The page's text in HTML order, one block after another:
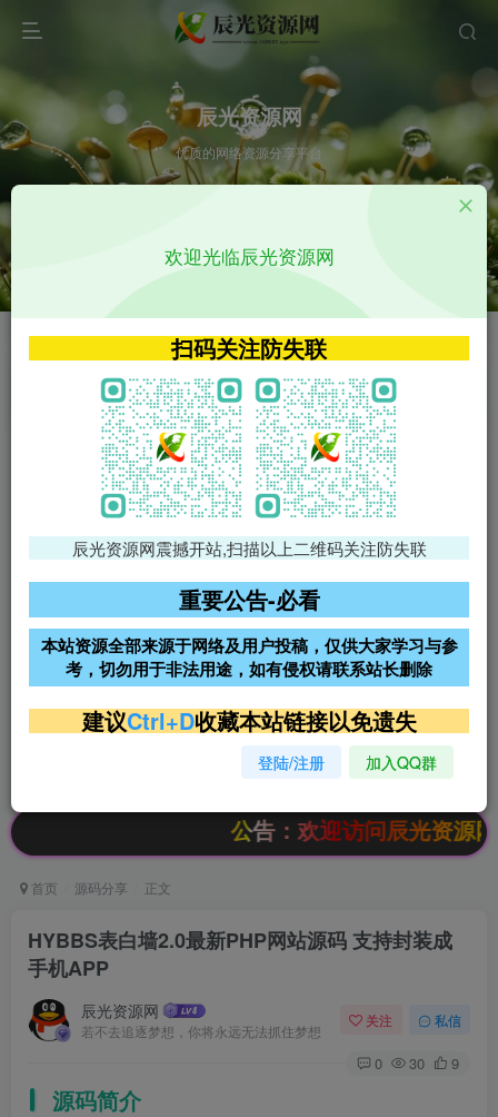
辰光资源网
优质的网络资源分享平台
VIP特权介绍 APP源码
VIP特权介绍
火
VIP特权介绍
影视源码
影视源码
免费领支付宝红包
腾讯轻量4核4G3M服务器38元/
阿里云2核2G200M服务器68元/
年
雨云高防免备案服务器
超低价文字广告位招租 超低价文字广告位招租
超低价文字广告位招租
公告：欢迎访问辰光资源网，本
首页 源码分享 正文
HYBBS表白墙2.0最新PHP网站源码 支持封装成
手机APP
辰光资源网
若不去追逐梦想，你将永远无法抓住梦想
关注 私信
0 30 9
源码简介
欢迎光临辰光资源网
扫码关注防失联
辰光资源网震撼开站,扫描以上二维码关注防失联
重要公告-必看
本站资源全部来源于网络及用户投稿，仅供大家学习与参
考，切勿用于非法用途，如有侵权请联系站长删除
建议Ctrl+D收藏本站链接以免遗失
登陆/注册 加入QQ群